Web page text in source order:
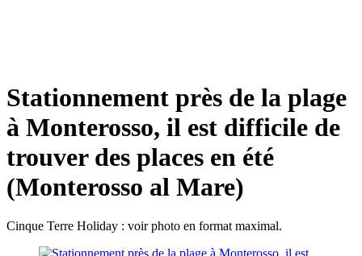
Stationnement près de la plage
à Monterosso, il est difficile de
trouver des places en été
(Monterosso al Mare)
Cinque Terre Holiday : voir photo en format maximal.